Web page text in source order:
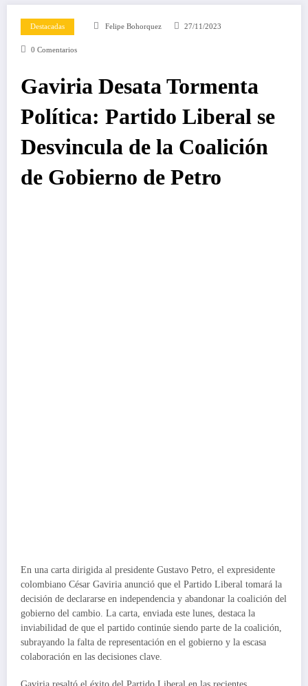
Destacadas Felipe Bohorquez 27/11/2023
0 Comentarios
Gaviria Desata Tormenta
Política: Partido Liberal se
Desvincula de la Coalición
de Gobierno de Petro
En una carta dirigida al presidente Gustavo Petro, el expresidente
colombiano César Gaviria anunció que el Partido Liberal tomará la
decisión de declararse en independencia y abandonar la coalición del
gobierno del cambio. La carta, enviada este lunes, destaca la
inviabilidad de que el partido continúe siendo parte de la coalición,
subrayando la falta de representación en el gobierno y la escasa
colaboración en las decisiones clave.